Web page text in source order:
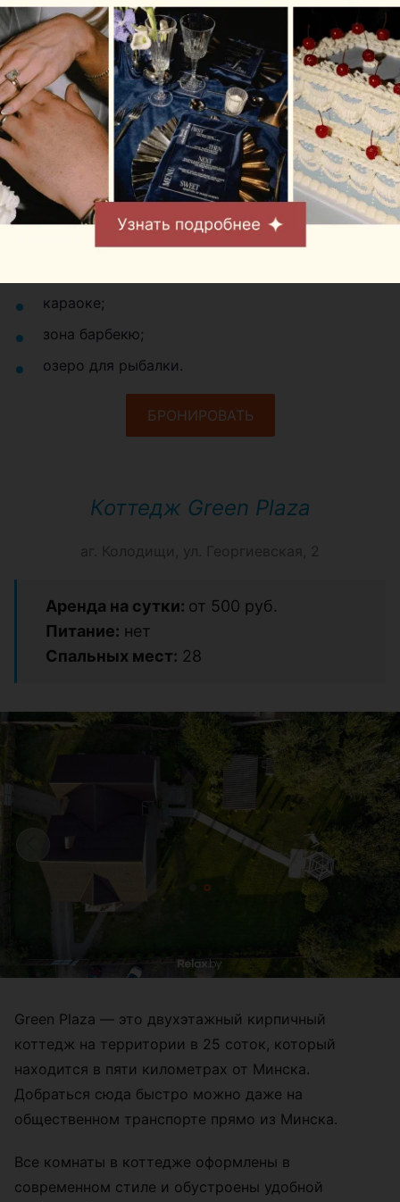
ткани, паркет, мебель подарят уют и приятную
домашнюю атмосферу.
Для любителей активного отдыха в фальварке
могут предложить дартс и бадминтон. В скором
времени откроется баня с бассейном.
Для
маленьких гостей оборудована детская площадка,
есть батут, работает контактный зоопарк.
Также в распоряжении гостей:
караоке;
зона барбекю;
озеро для рыбалки.
БРОНИРОВАТЬ
Коттедж Green Plaza
аг. Колодищи, ул. Георгиевская, 2
Аренда на сутки: от 500 руб.
Питание: нет
Спальных мест: 28
Green Plaza — это двухэтажный кирпичный
коттедж на территории в 25 соток, который
находится в пяти километрах от Минска.
Добраться сюда быстро можно даже на
общественном транспорте прямо из Минска.
Все комнаты в коттедже оформлены в
современном стиле и обустроены удобной